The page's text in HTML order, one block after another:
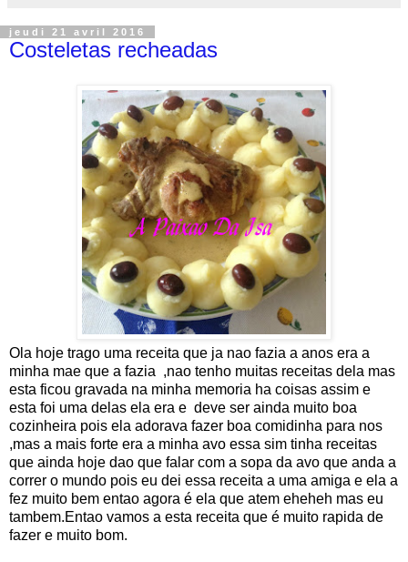
jeudi 21 avril 2016
Costeletas recheadas
Ola hoje trago uma receita que ja nao fazia a anos era a
minha mae que a fazia ,nao tenho muitas receitas dela mas
esta ficou gravada na minha memoria ha coisas assim e
esta foi uma delas ela era e deve ser ainda muito boa
cozinheira pois ela adorava fazer boa comidinha para nos
,mas a mais forte era a minha avo essa sim tinha receitas
que ainda hoje dao que falar com a sopa da avo que anda a
correr o mundo pois eu dei essa receita a uma amiga e ela a
fez muito bem entao agora é ela que atem eheheh mas eu
tambem.Entao vamos a esta receita que é muito rapida de
fazer e muito bom.